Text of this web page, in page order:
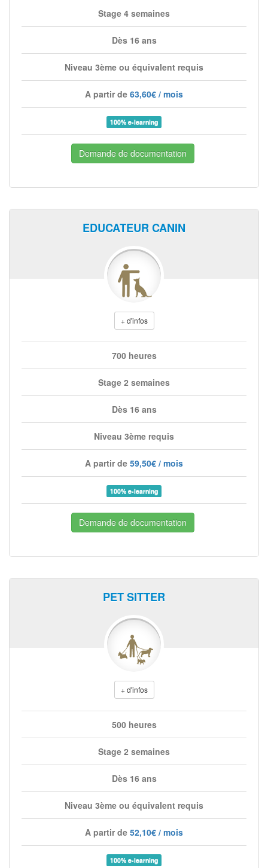
Stage 4 semaines
Dès 16 ans
Niveau 3ème ou équivalent requis
A partir de 63,60€ / mois
100% e-learning
Demande de documentation
EDUCATEUR CANIN
+ d'infos
700 heures
Stage 2 semaines
Dès 16 ans
Niveau 3ème requis
A partir de 59,50€ / mois
100% e-learning
Demande de documentation
PET SITTER
+ d'infos
500 heures
Stage 2 semaines
Dès 16 ans
Niveau 3ème ou équivalent requis
A partir de 52,10€ / mois
100% e-learning